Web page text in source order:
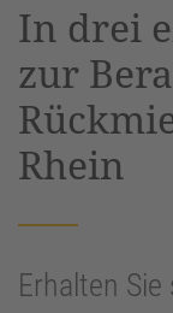
In drei
zur
Rhein
Erhalten